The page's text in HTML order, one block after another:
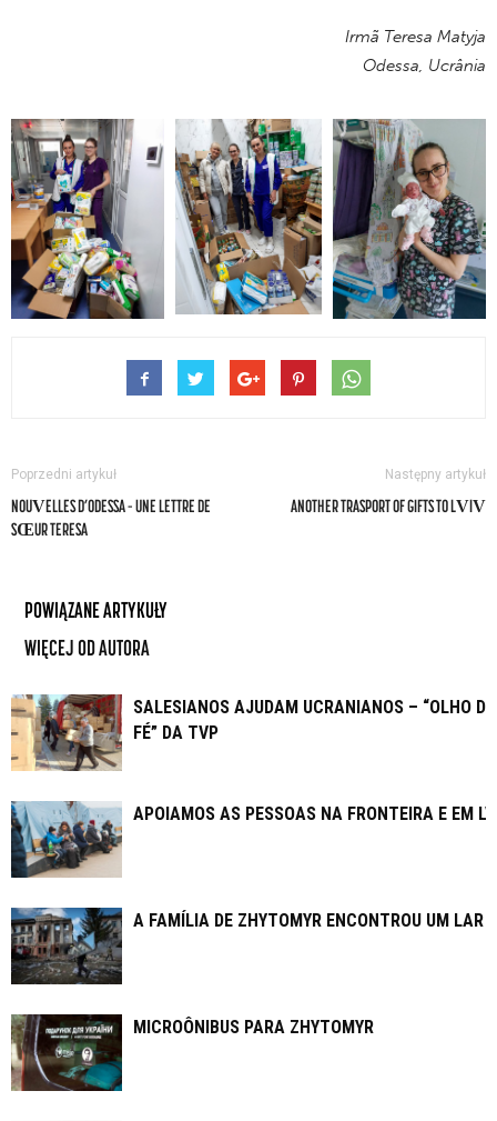
Irmã Teresa Matyja
Odessa, Ucrânia
Poprzedni artykuł
NOUVELLES D’ODESSA – UNE LETTRE DE
SŒUR TERESA
Następny artykuł
ANOTHER TRASPORT OF GIFTS TO LVIV
POWIĄZANE ARTYKUŁY
WIĘCEJ OD AUTORA
SALESIANOS AJUDAM UCRANIANOS – “OLHO DA
FÉ” DA TVP
APOIAMOS AS PESSOAS NA FRONTEIRA E EM
A FAMÍLIA DE ZHYTOMYR ENCONTROU UM LAR
MICROÔNIBUS PARA ZHYTOMYR